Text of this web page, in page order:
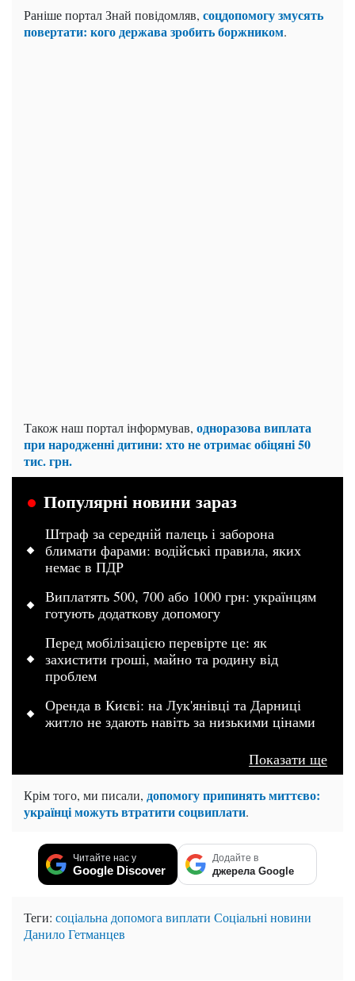
Раніше портал Знай повідомляв, соцдопомогу змусять
повертати: кого держава зробить боржником.
Також наш портал інформував, одноразова виплата
при народженні дитини: хто не отримає обіцяні 50
тис. грн.
Популярні новини зараз
Штраф за середній палець і заборона
блимати фарами: водійські правила, яких
немає в ПДР
Виплатять 500, 700 або 1000 грн: українцям
готують додаткову допомогу
Перед мобілізацією перевірте це: як
захистити гроші, майно та родину від
проблем
Оренда в Києві: на Лук'янівці та Дарниці
житло не здають навіть за низькими цінами
Показати ще
Крім того, ми писали, допомогу припинять миттєво:
українці можуть втратити соцвиплати.
Читайте нас у
Google Discover
Додайте в
джерела Google
Теги: соціальна допомога виплати Соціальні новини
Данило Гетманцев